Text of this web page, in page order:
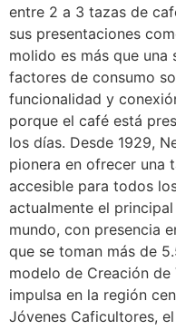
entre 2 a 3 tazas de
sus presentaciones
molido es más que una
factores de consumo
funcionalidad y
porque el café está
los días. Desde 1929,
pionera en ofrecer una
accesible para todos
actualmente el
mundo, con presencia
que se toman más de
modelo de Creación
impulsa en la región
Jóvenes Caficultores,